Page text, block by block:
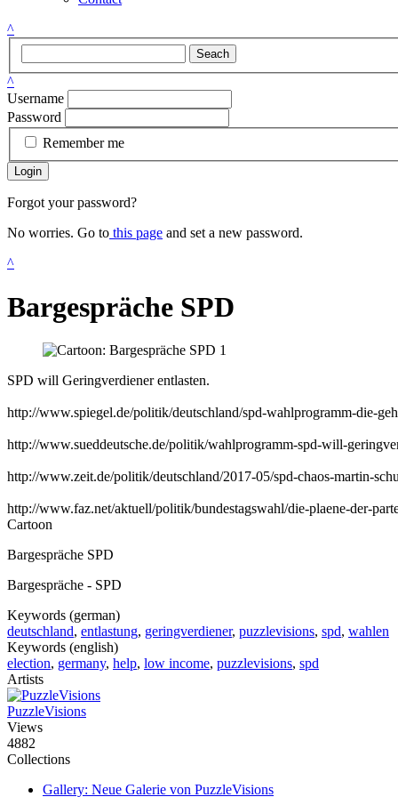
^
Seach
^
Username
Password
Remember me
Login
Forgot your password?
No worries. Go to this page and set a new password.
^
Bargespräche SPD
SPD will Geringverdiener entlasten.
http://www.spiegel.de/politik/deutschland/spd-wahlprogramm-die-
http://www.sueddeutsche.de/politik/wahlprogramm-spd-will-
http://www.zeit.de/politik/deutschland/2017-05/spd-chaos-martin-
http://www.faz.net/aktuell/politik/bundestagswahl/die-plaene-der-
Cartoon
Bargespräche SPD
Bargespräche - SPD
Keywords (german)
deutschland, entlastung, geringverdiener, puzzlevisions, spd, wahlen
Keywords (english)
election, germany, help, low income, puzzlevisions, spd
Artists
PuzzleVisions
Views
4882
Collections
Gallery: Neue Galerie von PuzzleVisions